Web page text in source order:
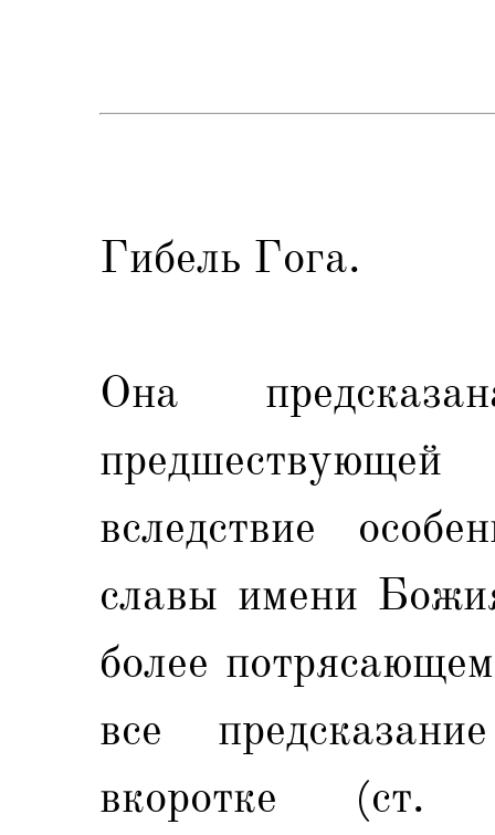
Гибель Гога.
Она
вследствие
славы имени
более
все
вкоротке